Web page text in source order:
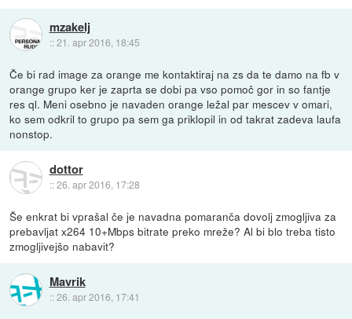
mzakelj
::21. apr 2016, 18:45
Če bi rad image za orange me kontaktiraj na zs da te damo na fb v
orange grupo ker je zaprta se dobi pa vso pomoč gor in so fantje
res ql. Meni osebno je navaden orange ležal par mescev v omari,
ko sem odkril to grupo pa sem ga priklopil in od takrat zadeva laufa
nonstop.
dottor
::26. apr 2016, 17:28
Še enkrat bi vprašal če je navadna pomaranča dovolj zmogljiva za
prebavljat x264 10+Mbps bitrate preko mreže? Al bi blo treba tisto
zmogljivejšo nabavit?
Mavrik
::26. apr 2016, 17:41